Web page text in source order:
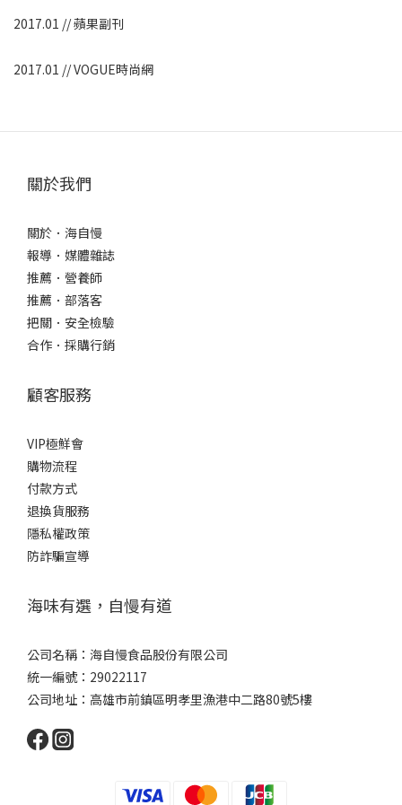
2017.01 // 蘋果副刊
2017.01 // VOGUE時尚網
關於我們
關於．海自慢
報導．媒體雜誌
推薦．營養師
推薦．部落客
把關．安全檢驗
合作．採購行銷
顧客服務
VIP極鮮會
購物流程
付款方式
退換貨服務
隱私權政策
防詐騙宣導
海味有選，自慢有道
公司名稱：海自慢食品股份有限公司
統一編號：29022117
公司地址：高雄市前鎮區明孝里漁港中二路80號5樓